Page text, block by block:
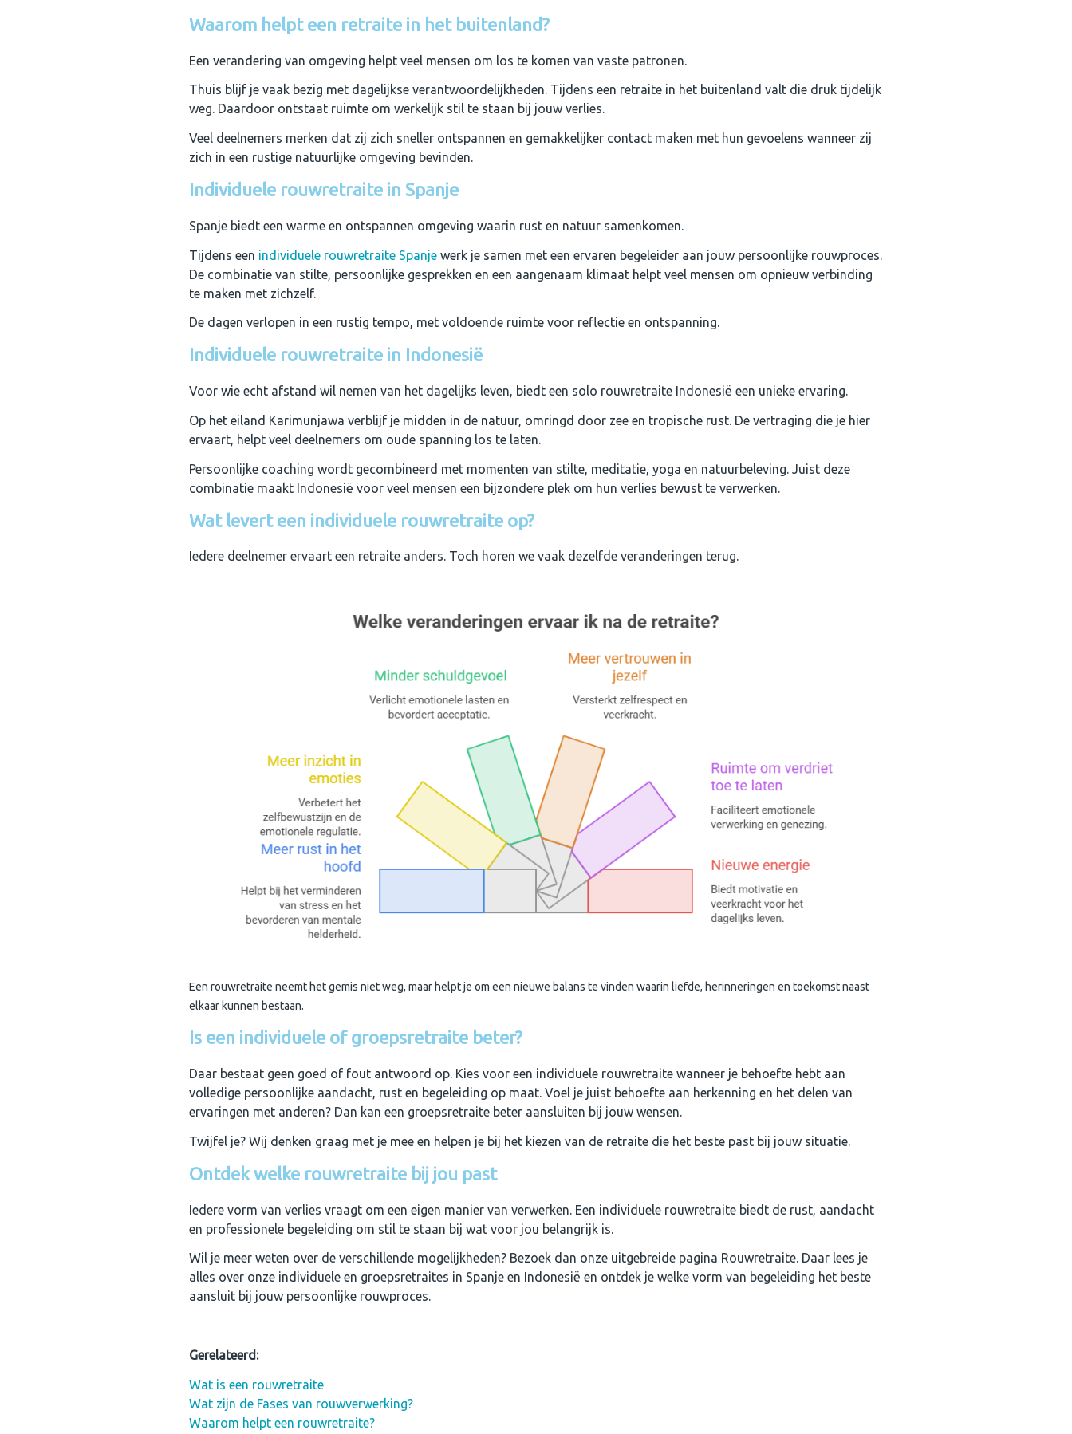
Waarom helpt een retraite in het buitenland?
Een verandering van omgeving helpt veel mensen om los te komen van vaste patronen.
Thuis blijf je vaak bezig met dagelijkse verantwoordelijkheden. Tijdens een retraite in het buitenland valt die druk tijdelijk
weg. Daardoor ontstaat ruimte om werkelijk stil te staan bij jouw verlies.
Veel deelnemers merken dat zij zich sneller ontspannen en gemakkelijker contact maken met hun gevoelens wanneer zij
zich in een rustige natuurlijke omgeving bevinden.
Individuele rouwretraite in Spanje
Spanje biedt een warme en ontspannen omgeving waarin rust en natuur samenkomen.
Tijdens een individuele rouwretraite Spanje werk je samen met een ervaren begeleider aan jouw persoonlijke rouwproces.
De combinatie van stilte, persoonlijke gesprekken en een aangenaam klimaat helpt veel mensen om opnieuw verbinding
te maken met zichzelf.
De dagen verlopen in een rustig tempo, met voldoende ruimte voor reflectie en ontspanning.
Individuele rouwretraite in Indonesië
Voor wie echt afstand wil nemen van het dagelijks leven, biedt een solo rouwretraite Indonesië een unieke ervaring.
Op het eiland Karimunjawa verblijf je midden in de natuur, omringd door zee en tropische rust. De vertraging die je hier
ervaart, helpt veel deelnemers om oude spanning los te laten.
Persoonlijke coaching wordt gecombineerd met momenten van stilte, meditatie, yoga en natuurbeleving. Juist deze
combinatie maakt Indonesië voor veel mensen een bijzondere plek om hun verlies bewust te verwerken.
Wat levert een individuele rouwretraite op?
Iedere deelnemer ervaart een retraite anders. Toch horen we vaak dezelfde veranderingen terug.
Een rouwretraite neemt het gemis niet weg, maar helpt je om een nieuwe balans te vinden waarin liefde, herinneringen en toekomst naast
elkaar kunnen bestaan.
Is een individuele of groepsretraite beter?
Daar bestaat geen goed of fout antwoord op. Kies voor een individuele rouwretraite wanneer je behoefte hebt aan
volledige persoonlijke aandacht, rust en begeleiding op maat. Voel je juist behoefte aan herkenning en het delen van
ervaringen met anderen? Dan kan een groepsretraite beter aansluiten bij jouw wensen.
Twijfel je? Wij denken graag met je mee en helpen je bij het kiezen van de retraite die het beste past bij jouw situatie.
Ontdek welke rouwretraite bij jou past
Iedere vorm van verlies vraagt om een eigen manier van verwerken. Een individuele rouwretraite biedt de rust, aandacht
en professionele begeleiding om stil te staan bij wat voor jou belangrijk is.
Wil je meer weten over de verschillende mogelijkheden? Bezoek dan onze uitgebreide pagina Rouwretraite. Daar lees je
alles over onze individuele en groepsretraites in Spanje en Indonesië en ontdek je welke vorm van begeleiding het beste
aansluit bij jouw persoonlijke rouwproces.
Gerelateerd:
Wat is een rouwretraite
Wat zijn de Fases van rouwverwerking?
Waarom helpt een rouwretraite?